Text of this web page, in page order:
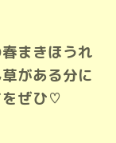
まきほうれ
がある分に
をぜひ♡